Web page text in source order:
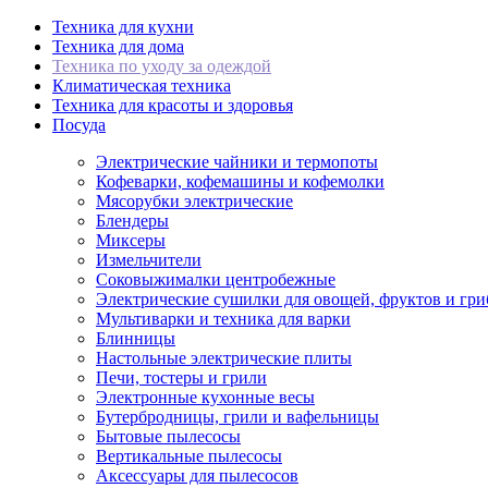
Техника для кухни
Техника для дома
Техника по уходу за одеждой
Климатическая техника
Техника для красоты и здоровья
Посуда
Электрические чайники и термопоты
Кофеварки, кофемашины и кофемолки
Мясорубки электрические
Блендеры
Миксеры
Измельчители
Соковыжималки центробежные
Электрические сушилки для овощей, фруктов и
Мультиварки и техника для варки
Блинницы
Настольные электрические плиты
Печи, тостеры и грили
Электронные кухонные весы
Бутербродницы, грили и вафельницы
Бытовые пылесосы
Вертикальные пылесосы
Аксессуары для пылесосов